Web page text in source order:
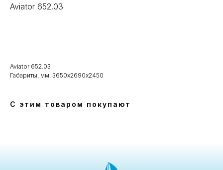
Aviator 652.03
Aviator 652.03
Габариты, мм: 3650х2690х2450
С этим товаром покупают